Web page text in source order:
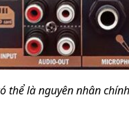
thể là nguyên nhân